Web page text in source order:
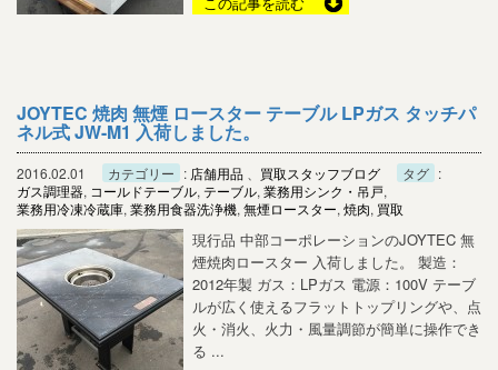
JOYTEC 焼肉 無煙 ロースター テーブル LPガス タッチパ
ネル式 JW-M1 入荷しました。
2016.02.01 カテゴリー : 店舗用品 買取スタッフブログ タグ :
ガス調理器, コールドテーブル, テーブル, 業務用シンク・吊戸,
業務用冷凍冷蔵庫, 業務用食器洗浄機, 無煙ロースター, 焼肉, 買取
現行品 中部コーポレーションのJOYTEC 無
煙焼肉ロースター 入荷しました。 製造：
2012年製 ガス：LPガス 電源：100V テーブ
ルが広く使えるフラットトップリングや、点
火・消火、火力・風量調節が簡単に操作でき
る ...